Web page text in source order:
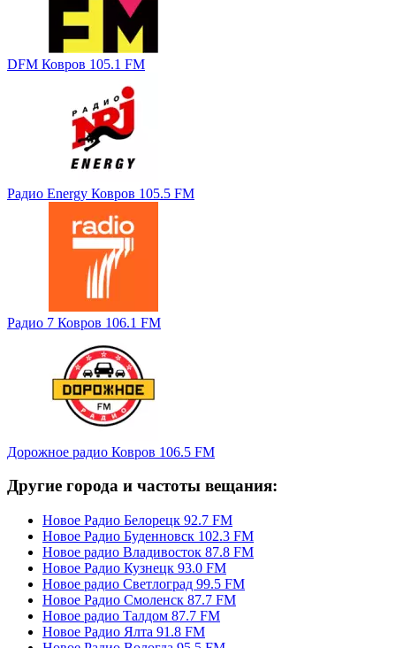
DFM Ковров 105.1 FM
Радио Energy Ковров 105.5 FM
Радио 7 Ковров 106.1 FM
Дорожное радио Ковров 106.5 FM
Другие города и частоты вещания:
Новое Радио Белорецк 92.7 FM
Новое Радио Буденновск 102.3 FM
Новое радио Владивосток 87.8 FM
Новое Радио Кузнецк 93.0 FM
Новое радио Светлоград 99.5 FM
Новое Радио Смоленск 87.7 FM
Новое радио Талдом 87.7 FM
Новое Радио Ялта 91.8 FM